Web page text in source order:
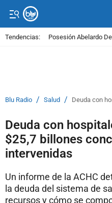
Tendencias: Posesión Abelardo
Blu Radio / Salud / Deuda con
Deuda con
$25,7 billones
intervenidas
Un informe de la ACHC
la deuda del sistema de
recursos y cómo se